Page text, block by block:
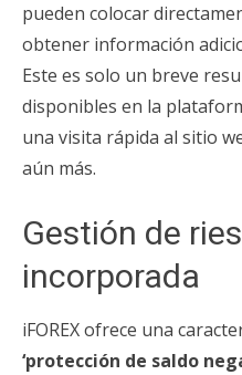
pueden colocar
obtener información
Este es solo un breve
disponibles en la
una visita rápida al sitio
aún más.
Gestión de
incorporada
iFOREX ofrece una
‘protección de saldo